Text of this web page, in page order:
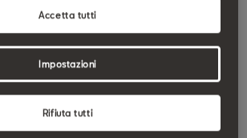
Rifiuta tutti
Accetta tutti
Impostazioni